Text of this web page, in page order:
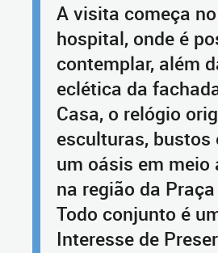
A visita começa
hospital, onde é
contemplar, além
eclética da
Casa, o relógio
esculturas, bustos
um oásis em meio
na região da
Todo conjunto é
Interesse de